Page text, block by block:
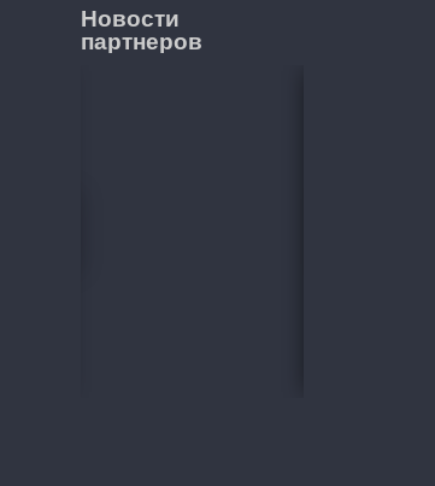
Новости
партнеров